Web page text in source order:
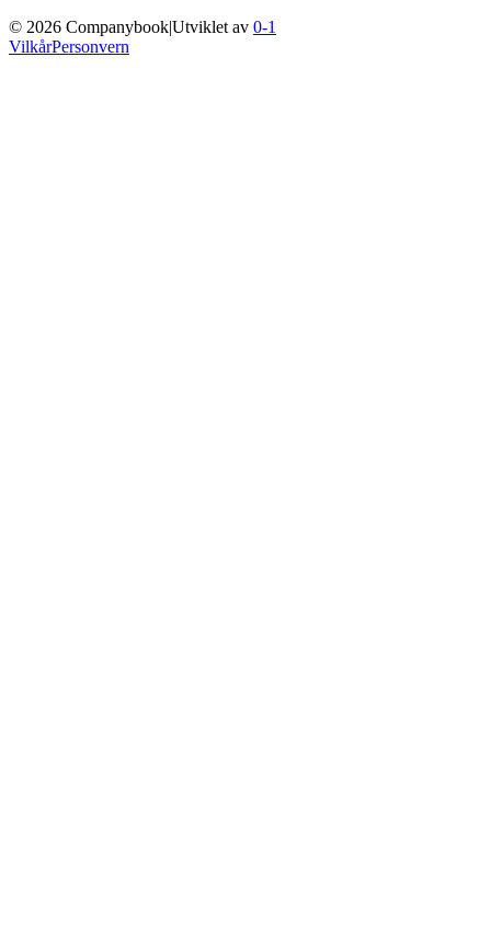
© 2026 Companybook|Utviklet av 0-1
VilkårPersonvern